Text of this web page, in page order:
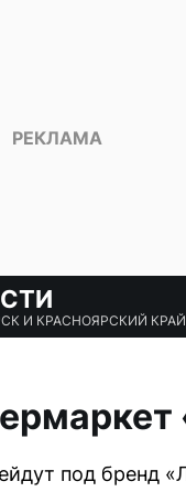
И КРАСНОЯРСКИЙ КРАЙ
под бренд